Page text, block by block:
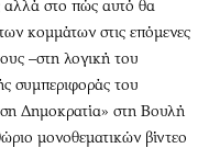
αλλά στο πώς αυτό θα
κομμάτων στις επόμενες
–στη λογική του
συμπεριφοράς του
Δημοκρατία» στη Βουλή
μονοθεματικών βίντεο